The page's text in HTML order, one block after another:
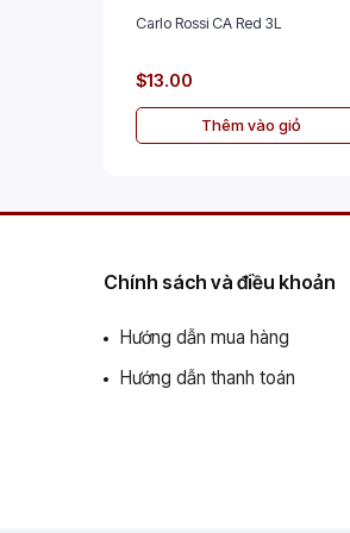
Carlo Rossi CA Red 3L
$13.00
Thêm vào giỏ
Chính sách và điều khoản
Hướng dẫn mua hàng
Hướng dẫn thanh toán